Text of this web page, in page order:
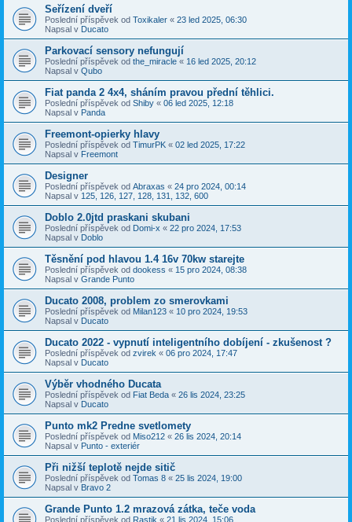
Seřízení dveří
Poslední příspěvek od Toxikaler « 23 led 2025, 06:30
Napsal v Ducato
Parkovací sensory nefungují
Poslední příspěvek od the_miracle « 16 led 2025, 20:12
Napsal v Qubo
Fiat panda 2 4x4, sháním pravou přední těhlici.
Poslední příspěvek od Shiby « 06 led 2025, 12:18
Napsal v Panda
Freemont-opierky hlavy
Poslední příspěvek od TimurPK « 02 led 2025, 17:22
Napsal v Freemont
Designer
Poslední příspěvek od Abraxas « 24 pro 2024, 00:14
Napsal v 125, 126, 127, 128, 131, 132, 600
Doblo 2.0jtd praskani skubani
Poslední příspěvek od Domi-x « 22 pro 2024, 17:53
Napsal v Doblo
Těsnění pod hlavou 1.4 16v 70kw starejte
Poslední příspěvek od dookess « 15 pro 2024, 08:38
Napsal v Grande Punto
Ducato 2008, problem zo smerovkami
Poslední příspěvek od Milan123 « 10 pro 2024, 19:53
Napsal v Ducato
Ducato 2022 - vypnutí inteligentního dobíjení - zkušenost ?
Poslední příspěvek od zvirek « 06 pro 2024, 17:47
Napsal v Ducato
Výběr vhodného Ducata
Poslední příspěvek od Fiat Beda « 26 lis 2024, 23:25
Napsal v Ducato
Punto mk2 Predne svetlomety
Poslední příspěvek od Miso212 « 26 lis 2024, 20:14
Napsal v Punto - exteriér
Při nižší teplotě nejde sitič
Poslední příspěvek od Tomas 8 « 25 lis 2024, 19:00
Napsal v Bravo 2
Grande Punto 1.2 mrazová zátka, teče voda
Poslední příspěvek od Rastik « 21 lis 2024, 15:06